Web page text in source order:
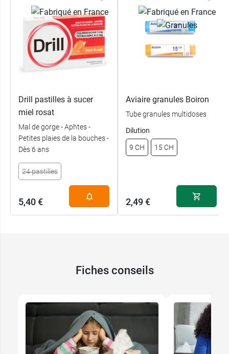
Drill pastilles à sucer
miel rosat
Mal de gorge - Aphtes -
Petites plaies de la bouches -
Dès 6 ans
24 pastilles
5,40 €
Aviaire granules Boiron
Tube granules multidoses
Dilution
9 CH 15 CH
2,49 €
Fiches conseils